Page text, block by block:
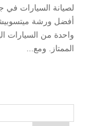
لصيانة السيارات في
أفضل ورشة
واحدة من السيارات
الممتاز. ومع...